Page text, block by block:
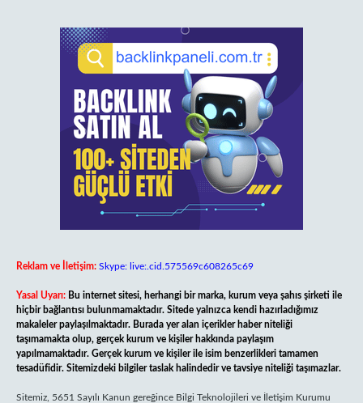
Reklam ve İletişim: Skype: live:.cid.575569c608265c69
Yasal Uyarı: Bu internet sitesi, herhangi bir marka, kurum veya şahıs şirketi ile
hiçbir bağlantısı bulunmamaktadır. Sitede yalnızca kendi hazırladığımız
makaleler paylaşılmaktadır. Burada yer alan içerikler haber niteliği
taşımamakta olup, gerçek kurum ve kişiler hakkında paylaşım
yapılmamaktadır. Gerçek kurum ve kişiler ile isim benzerlikleri tamamen
tesadüfidir. Sitemizdeki bilgiler taslak halindedir ve tavsiye niteliği taşımazlar.
Sitemiz, 5651 Sayılı Kanun gereğince Bilgi Teknolojileri ve İletişim Kurumu